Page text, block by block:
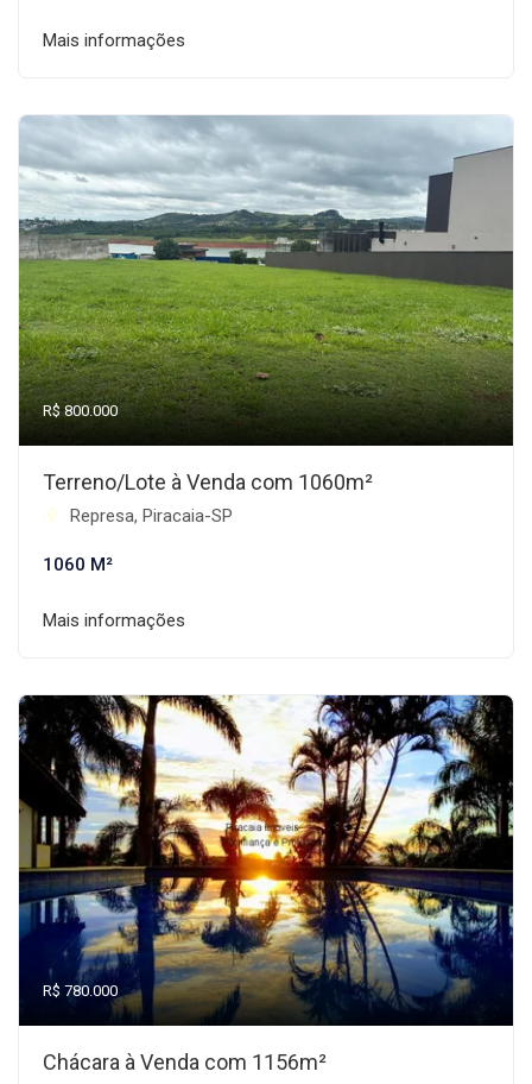
Mais informações
R$ 800.000
Terreno/Lote à Venda com 1060m²
Represa, Piracaia-SP
1060 M²
Mais informações
R$ 780.000
Chácara à Venda com 1156m²